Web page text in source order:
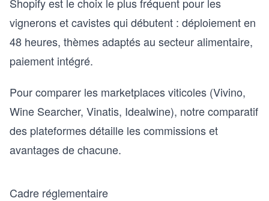
vignerons et cavistes qui débutent : déploiement en
48 heures, thèmes adaptés au secteur alimentaire,
paiement intégré.
Pour comparer les marketplaces viticoles (Vivino,
Wine Searcher, Vinatis, Idealwine), notrecomparatif
des plateformesdétaille les commissions et
avantages de chacune.
Cadre réglementaire